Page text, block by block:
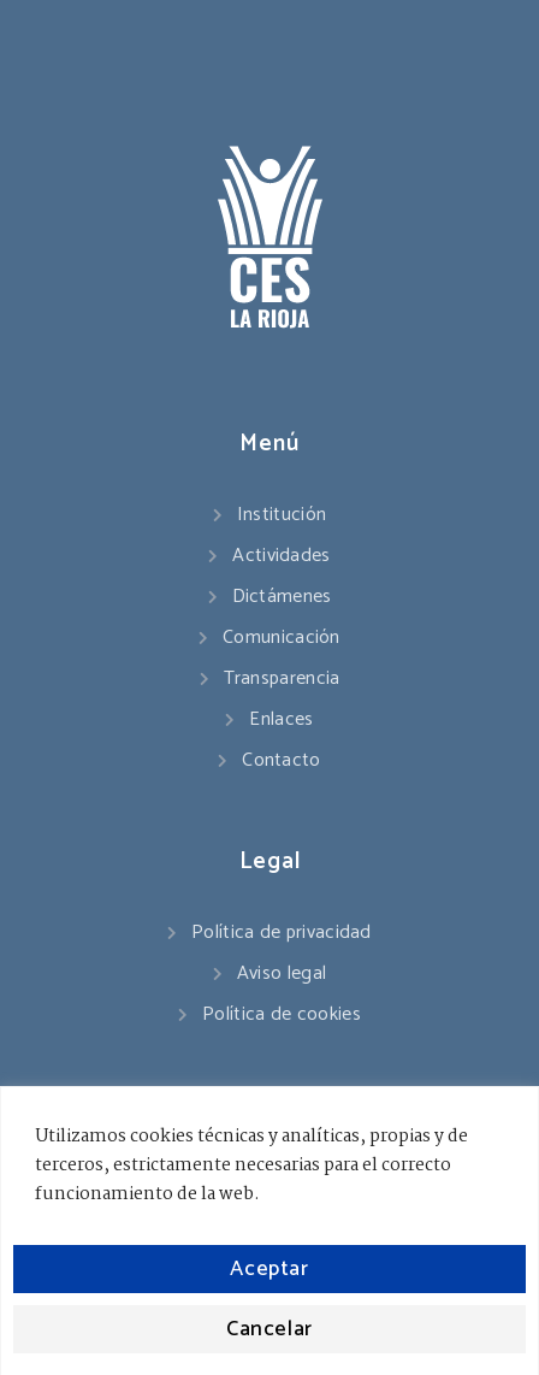
Utilizamos cookies técnicas y analíticas, propias y de
terceros, estrictamente necesarias para el correcto
funcionamiento de la web.
Cancelar
Aceptar
Menú
Institución
Actividades
Dictámenes
Comunicación
Transparencia
Enlaces
Contacto
Legal
Política de privacidad
Aviso legal
Política de cookies
941 545 178
Lunes - Viernes / 8.00 - 18.00